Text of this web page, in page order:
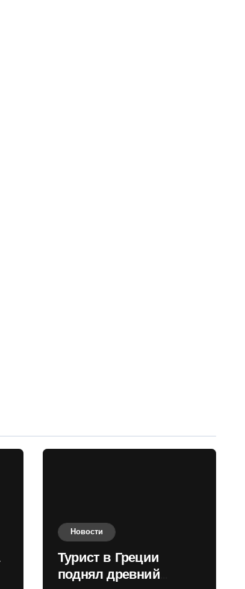
Новости
Турист в Греции
поднял древний